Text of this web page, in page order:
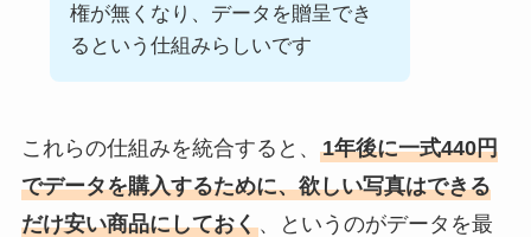
権が無くなり、データを贈呈でき
るという仕組みらしいです
これらの仕組みを統合すると、 1年後に一式440円
でデータを購入するために、欲しい写真はできる
だけ安い商品にしておく、というのがデータを最